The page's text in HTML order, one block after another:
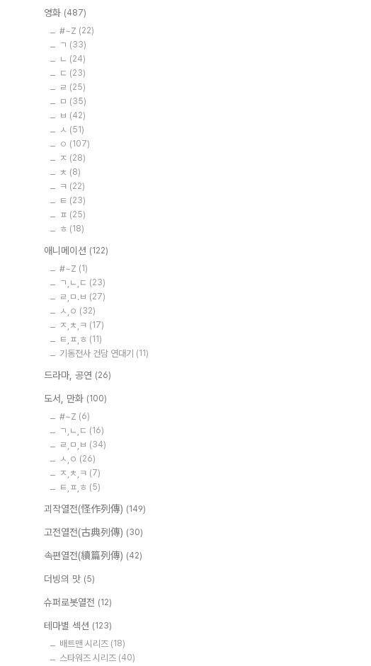
영화 (487)
#~Z (22)
ㄱ (33)
ㄴ (24)
ㄷ (23)
ㄹ (25)
ㅁ (35)
ㅂ (42)
ㅅ (51)
ㅇ (107)
ㅈ (28)
ㅊ (8)
ㅋ (22)
ㅌ (23)
ㅍ (25)
ㅎ (18)
애니메이션 (122)
#~Z (1)
ㄱ,ㄴ,ㄷ (23)
ㄹ,ㅁ.ㅂ (27)
ㅅ,ㅇ (32)
ㅈ,ㅊ,ㅋ (17)
ㅌ,ㅍ,ㅎ (11)
기동전사 건담 연대기 (11)
드라마, 공연 (26)
도서, 만화 (100)
#~Z (6)
ㄱ,ㄴ,ㄷ (16)
ㄹ,ㅁ,ㅂ (34)
ㅅ,ㅇ (26)
ㅈ,ㅊ,ㅋ (7)
ㅌ,ㅍ,ㅎ (5)
괴작열전(怪作列傳) (149)
고전열전(古典列傳) (30)
속편열전(續篇列傳) (42)
더빙의 맛 (5)
슈퍼로봇열전 (12)
테마별 섹션 (123)
배트맨 시리즈 (18)
스타워즈 시리즈 (40)